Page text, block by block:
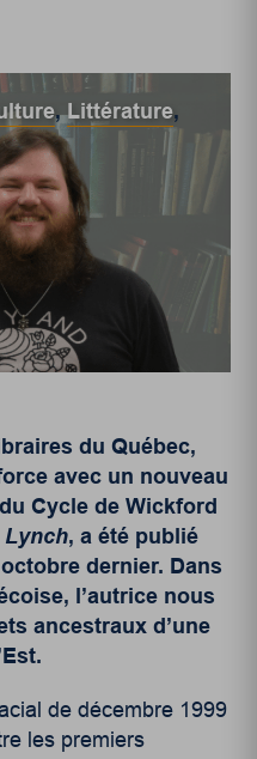
,Littérature,
du Québec,
avec un nouveau
Cycle de Wickford
Lynch, a été publié
dernier. Dans
l’autrice nous
ancestraux d’une
de décembre 1999
les premiers